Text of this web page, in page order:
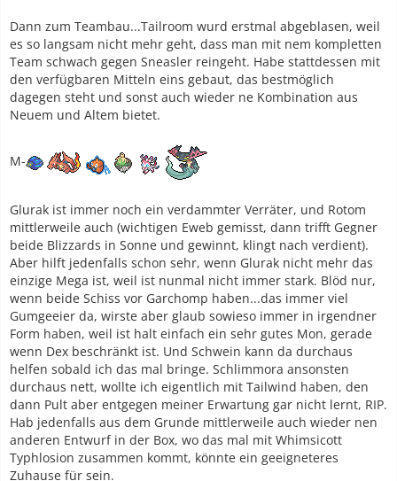
Dann zum Teambau...Tailroom wurd erstmal abgeblasen, weil
es so langsam nicht mehr geht, dass man mit nem kompletten
Team schwach gegen Sneasler reingeht. Habe stattdessen mit
den verfügbaren Mitteln eins gebaut, das bestmöglich
dagegen steht und sonst auch wieder ne Kombination aus
Neuem und Altem bietet.
M-
Glurak ist immer noch ein verdammter Verräter, und Rotom
mittlerweile auch (wichtigen Eweb gemisst, dann trifft Gegner
beide Blizzards in Sonne und gewinnt, klingt nach verdient).
Aber hilft jedenfalls schon sehr, wenn Glurak nicht mehr das
einzige Mega ist, weil ist nunmal nicht immer stark. Blöd nur,
wenn beide Schiss vor Garchomp haben...das immer viel
Gumgeeier da, wirste aber glaub sowieso immer in irgendner
Form haben, weil ist halt einfach ein sehr gutes Mon, gerade
wenn Dex beschränkt ist. Und Schwein kann da durchaus
helfen sobald ich das mal bringe. Schlimmora ansonsten
durchaus nett, wollte ich eigentlich mit Tailwind haben, den
dann Pult aber entgegen meiner Erwartung gar nicht lernt, RIP.
Hab jedenfalls aus dem Grunde mittlerweile auch wieder nen
anderen Entwurf in der Box, wo das mal mit Whimsicott
Typhlosion zusammen kommt, könnte ein geeigneteres
Zuhause für sein.